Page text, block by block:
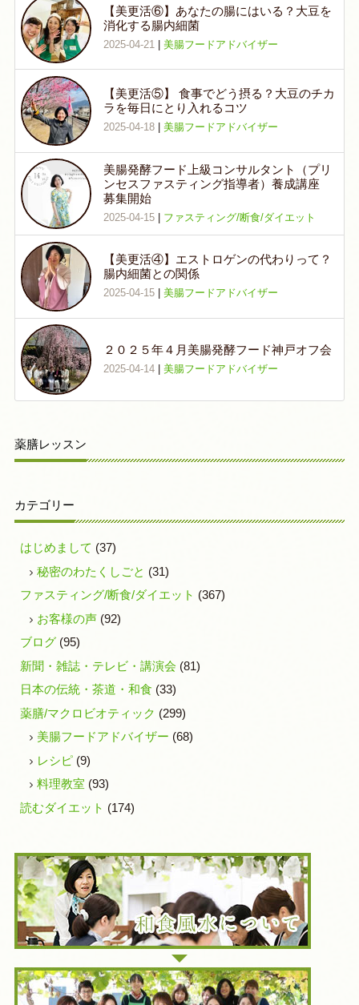
【美更活⑥】あなたの腸にはいる？大豆を
消化する腸内細菌
2025-04-21 美腸フードアドバイザー
【美更活⑤】 食事でどう摂る？大豆のチカ
ラを毎日にとり入れるコツ
2025-04-18| 美腸フードアドバイザー
美腸発酵フード上級コンサルタント（プリ
ンセスファスティング指導者）養成講座
募集開始
2025-04-15| ファスティング/断食/ダイエット
【美更活④】エストロゲンの代わりって？
腸内細菌との関係
2025-04-15| 美腸フードアドバイザー
２０２５年４月美腸発酵フード神戸オフ会
2025-04-14| 美腸フードアドバイザー
薬膳レッスン
カテゴリー
はじめまして (37)
秘密のわたくしごと (31)
ファスティング/断食/ダイエット (367)
お客様の声 (92)
ブログ (95)
新聞・雑誌・テレビ・講演会 (81)
日本の伝統・茶道・和食 (33)
薬膳/マクロビオティック (299)
美腸フードアドバイザー (68)
レシピ (9)
料理教室 (93)
読むダイエット (174)